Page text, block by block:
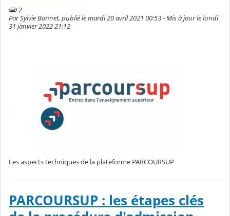
2
Par Sylvie Bonnet, publié le mardi 20 avril 2021 00:53 - Mis à jour le lundi
31 janvier 2022 21:12
Les aspects techniques de la plateforme PARCOURSUP
PARCOURSUP : les étapes clés